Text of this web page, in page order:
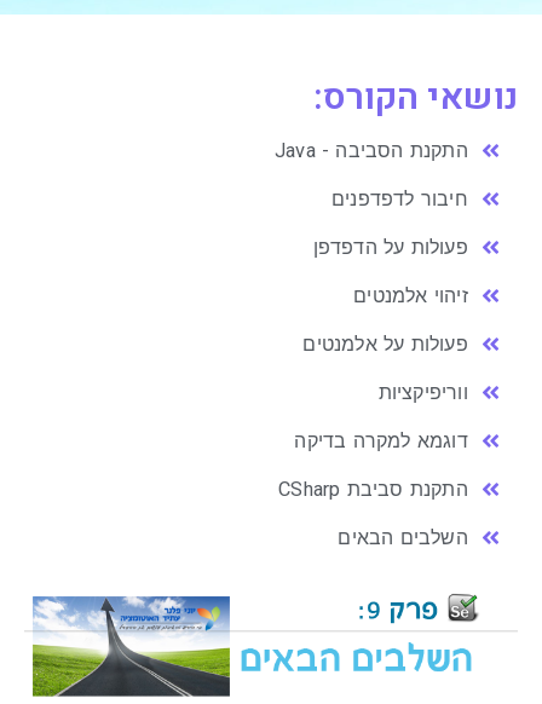
נושאי הקורס:
התקנת הסביבה - Java
חיבור לדפדפנים
פעולות על הדפדפן
זיהוי אלמנטים
פעולות על אלמנטים
ווריפיקציות
דוגמא למקרה בדיקה
התקנת סביבת CSharp
השלבים הבאים